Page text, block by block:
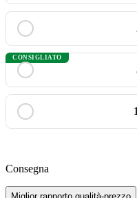
CONSIGLIATO
Consegna